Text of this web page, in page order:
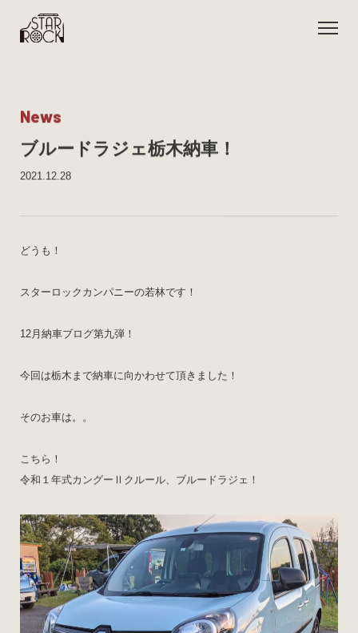
News
ブルードラジェ栃木納車！
2021.12.28
どうも！
スターロックカンパニーの若林です！
12月納車ブログ第九弾！
今回は栃木まで納車に向かわせて頂きました！
そのお車は。。
こちら！
令和１年式カングーⅡクルール、ブルードラジェ！